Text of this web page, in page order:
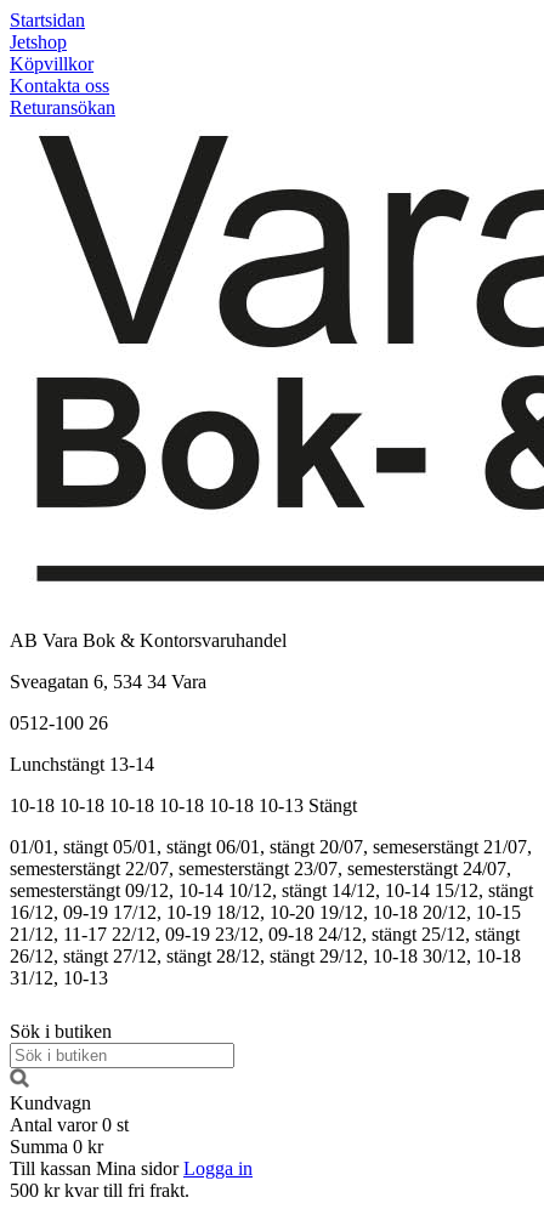
Startsidan
Jetshop
Köpvillkor
Kontakta oss
Returansökan
AB Vara Bok & Kontorsvaruhandel
Sveagatan 6, 534 34 Vara
0512-100 26
Lunchstängt 13-14
10-18 10-18 10-18 10-18 10-18 10-13 Stängt
01/01, stängt 05/01, stängt 06/01, stängt 20/07, semeserstängt 21/07,
semesterstängt 22/07, semesterstängt 23/07, semesterstängt 24/07,
semesterstängt 09/12, 10-14 10/12, stängt 14/12, 10-14 15/12, stängt
16/12, 09-19 17/12, 10-19 18/12, 10-20 19/12, 10-18 20/12, 10-15
21/12, 11-17 22/12, 09-19 23/12, 09-18 24/12, stängt 25/12, stängt
26/12, stängt 27/12, stängt 28/12, stängt 29/12, 10-18 30/12, 10-18
31/12, 10-13
Sök i butiken
Kundvagn
Antal varor 0 st
Summa 0 kr
Till kassan Mina sidor Logga in
500 kr kvar till fri frakt.